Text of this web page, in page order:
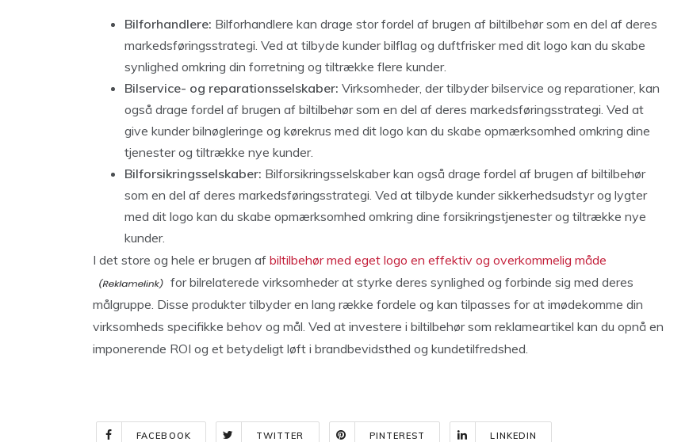
Bilforhandlere: Bilforhandlere kan drage stor fordel af brugen af biltilbehør som en del af deres
markedsføringsstrategi. Ved at tilbyde kunder bilflag og duftfrisker med dit logo kan du skabe
synlighed omkring din forretning og tiltrække flere kunder.
Bilservice- og reparationsselskaber: Virksomheder, der tilbyder bilservice og reparationer, kan
også drage fordel af brugen af biltilbehør som en del af deres markedsføringsstrategi. Ved at
give kunder bilnøgleringe og kørekrus med dit logo kan du skabe opmærksomhed omkring dine
tjenester og tiltrække nye kunder.
Bilforsikringsselskaber: Bilforsikringsselskaber kan også drage fordel af brugen af biltilbehør
som en del af deres markedsføringsstrategi. Ved at tilbyde kunder sikkerhedsudstyr og lygter
med dit logo kan du skabe opmærksomhed omkring dine forsikringstjenester og tiltrække nye
kunder.
I det store og hele er brugen af biltilbehør med eget logo en effektiv og overkommelig måde
for bilrelaterede virksomheder at styrke deres synlighed og forbinde sig med deres
målgruppe. Disse produkter tilbyder en lang række fordele og kan tilpasses for at imødekomme din
virksomheds specifikke behov og mål. Ved at investere i biltilbehør som reklameartikel kan du opnå en
imponerende ROI og et betydeligt løft i brandbevidsthed og kundetilfredshed.
FACEBOOK TWITTER PINTEREST LINKEDIN